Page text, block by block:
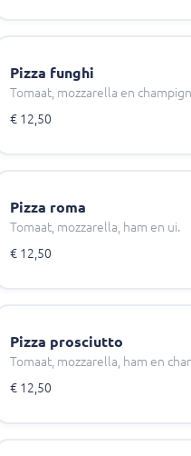
Pizza funghi
Tomaat, mozzarella en
€ 12,50
Pizza roma
Tomaat, mozzarella, ham en ui.
€ 12,50
Pizza prosciutto
Tomaat, mozzarella, ham en
€ 12,50